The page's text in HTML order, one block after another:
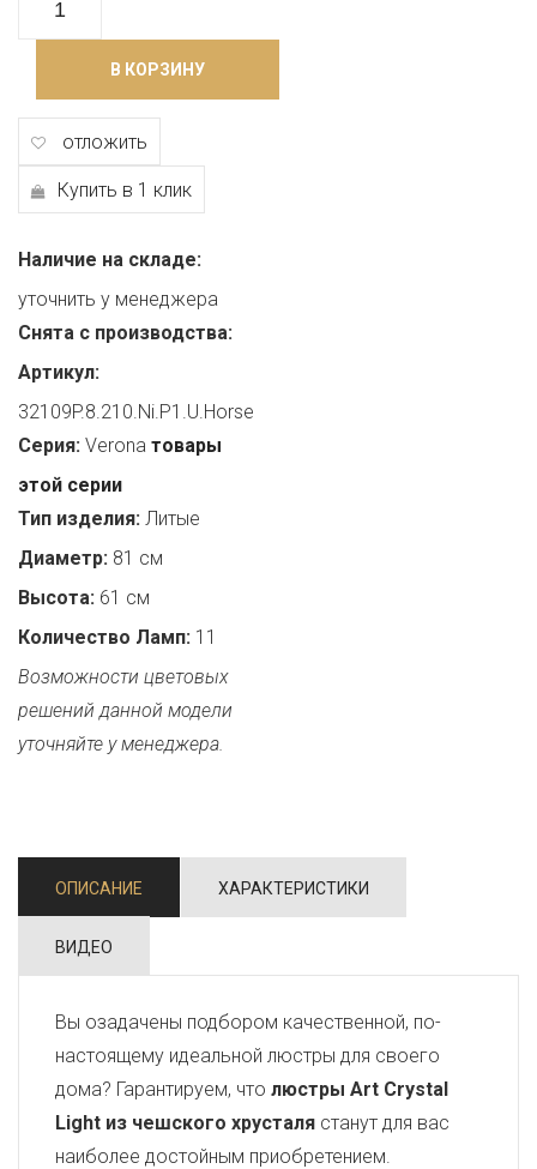
В КОРЗИНУ
отложить
Купить в 1 клик
Наличие на складе:
уточнить у менеджера
Снята с производства:
Артикул:
32109P.8.210.Ni.P1.U.Horse
Серия: Verona товары
этой серии
Тип изделия: Литые
Диаметр: 81 см
Высота: 61 см
Количество Ламп: 11
Возможности цветовых
решений данной модели
уточняйте у менеджера.
ОПИСАНИЕ ХАРАКТЕРИСТИКИ
ВИДЕО
Вы озадачены подбором качественной, по-
настоящему идеальной люстры для своего
дома? Гарантируем, что люстры Art Crystal
Light из чешского хрусталя станут для вас
наиболее достойным приобретением.